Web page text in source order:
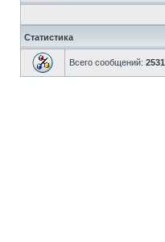
Статистика
Всего сообщений: 2531